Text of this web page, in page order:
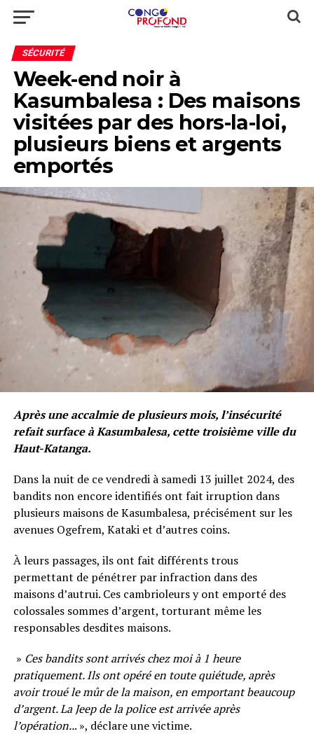
SÉCURITÉ
Week-end noir à
Kasumbalesa : Des maisons
visitées par des hors-la-loi,
plusieurs biens et argents
emportés
Après une accalmie de plusieurs mois, l’insécurité
refait surface à Kasumbalesa, cette troisième ville du
Haut-Katanga.
Dans la nuit de ce vendredi à samedi 13 juillet 2024, des
bandits non encore identifiés ont fait irruption dans
plusieurs maisons de Kasumbalesa, précisément sur les
avenues Ogefrem, Kataki et d’autres coins.
À leurs passages, ils ont fait différents trous
permettant de pénétrer par infraction dans des
maisons d’autrui. Ces cambrioleurs y ont emporté des
colossales sommes d’argent, torturant même les
responsables desdites maisons.
» Ces bandits sont arrivés chez moi à 1 heure
pratiquement. Ils ont opéré en toute quiétude, après
avoir troué le mûr de la maison, en emportant beaucoup
d’argent. La Jeep de la police est arrivée après
l’opération... », déclare une victime.